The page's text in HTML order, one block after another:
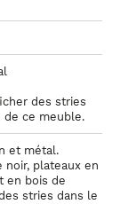
des stries
ce meuble.
et métal.
plateaux en
en bois de
stries dans le